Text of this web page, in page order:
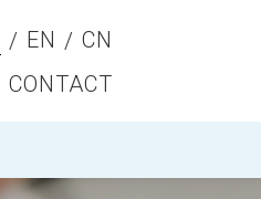
EN
CN
CONTACT